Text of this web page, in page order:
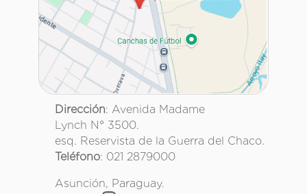
Dirección: Avenida Madame
Lynch N° 3500.
esq. Reservista de la Guerra del Chaco.
Teléfono: 021 2879000
Asunción, Paraguay.